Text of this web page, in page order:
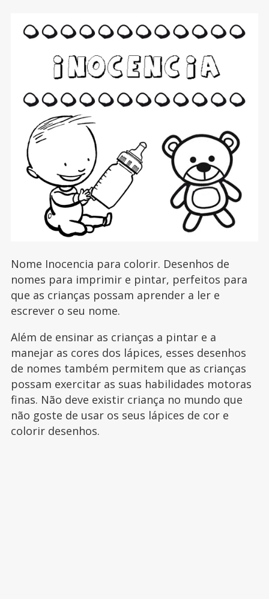
Nome Inocencia para colorir. Desenhos de
nomes para imprimir e pintar, perfeitos para
que as crianças possam aprender a ler e
escrever o seu nome.
Além de ensinar as crianças a pintar e a
manejar as cores dos lápices, esses desenhos
de nomes também permitem que as crianças
possam exercitar as suas habilidades motoras
finas. Não deve existir criança no mundo que
não goste de usar os seus lápices de cor e
colorir desenhos.